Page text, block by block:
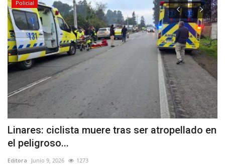
Policial
Linares: ciclista muere tras ser atropellado en
el peligroso...
Editora Junio 9, 2026 1273